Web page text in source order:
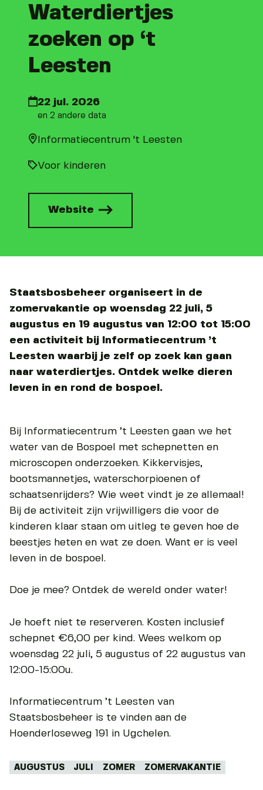
Waterdiertjes
zoeken op ‘t
Leesten
22 jul. 2026
en 2 andere data
Informatiecentrum 't Leesten
Voor kinderen
Website
Staatsbosbeheer organiseert in de
zomervakantie op woensdag 22 juli, 5
augustus en 19 augustus van 12:00 tot 15:00
een activiteit bij Informatiecentrum ’t
Leesten waarbij je zelf op zoek kan gaan
naar waterdiertjes. Ontdek welke dieren
leven in en rond de bospoel.
Bij Informatiecentrum ’t Leesten gaan we het
water van de Bospoel met schepnetten en
microscopen onderzoeken. Kikkervisjes,
bootsmannetjes, waterschorpioenen of
schaatsenrijders? Wie weet vindt je ze allemaal!
Bij de activiteit zijn vrijwilligers die voor de
kinderen klaar staan om uitleg te geven hoe de
beestjes heten en wat ze doen. Want er is veel
leven in de bospoel.
Doe je mee? Ontdek de wereld onder water!
Je hoeft niet te reserveren. Kosten inclusief
schepnet €6,00 per kind. Wees welkom op
woensdag 22 juli, 5 augustus of 22 augustus van
12:00-15:00u.
Informatiecentrum ’t Leesten van
Staatsbosbeheer is te vinden aan de
Hoenderloseweg 191 in Ugchelen.
Tags:
AUGUSTUS JULI ZOMER ZOMERVAKANTIE